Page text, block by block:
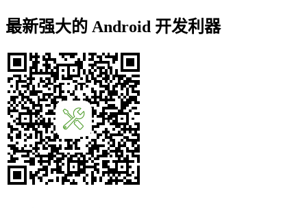
最新强大的 Android 开发利器